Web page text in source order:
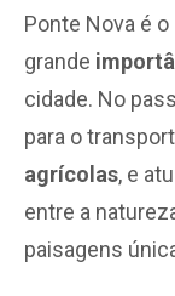
Ponte Nova é o
grande
cidade. No
para o
agrícolas, e
entre a
paisagens